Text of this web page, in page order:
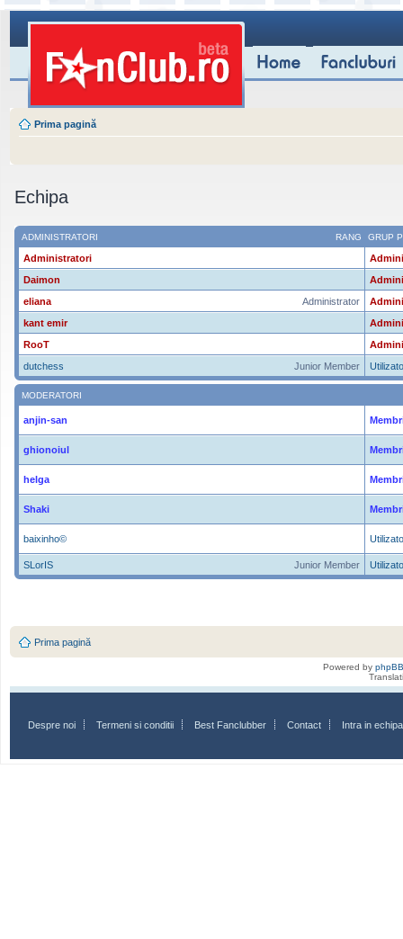
Prima pagină
Echipa
RANG
ADMINISTRATORI GRUP
Administratori
Daimon
Administrator
eliana
kant emir
RooT
Junior Member
dutchess
MODERATORI
anjin-san
ghionoiul
helga
Shaki
baixinho©
Junior Member
SLorIS
Prima pagină
Powered by phpBB
Despre noi Termeni si conditii Best Fanclubber Contact Intra in